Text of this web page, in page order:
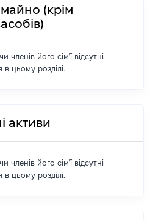
(крім
членів його сім'ї відсутні
цьому розділі.
активи
членів його сім'ї відсутні
цьому розділі.